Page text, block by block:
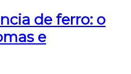
de ferro: o
e